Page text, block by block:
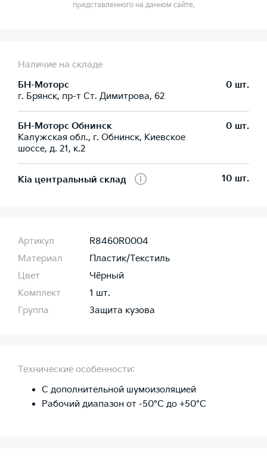
представленного на данном сайте.
Наличие на складе
БН-Моторс
г. Брянск, пр-т Ст. Димитрова, 62
0 шт.
БН-Моторс Обнинск
Калужская обл., г. Обнинск, Киевское
шоссе, д. 21, к.2
0 шт.
Kia центральный склад 10 шт.
Артикул
R8460R0004
Материал
Пластик/Текстиль
Цвет
Чёрный
Комплект
1 шт.
Группа
Защита кузова
Технические особенности:
С дополнительной шумоизоляцией
Рабочий диапазон от -50°C до +50°C